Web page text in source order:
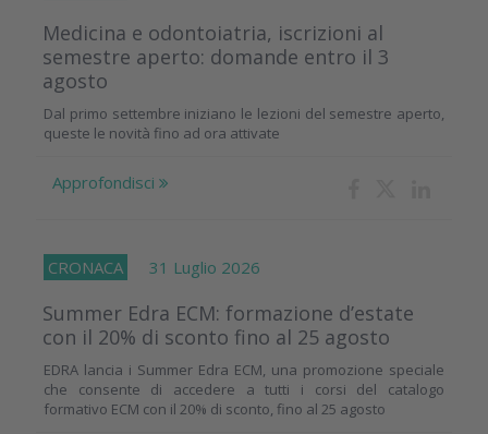
Medicina e odontoiatria, iscrizioni al
semestre aperto: domande entro il 3
agosto
Dal primo settembre iniziano le lezioni del semestre aperto,
queste le novità fino ad ora attivate
Approfondisci
CRONACA 31 Luglio 2026
Summer Edra ECM: formazione d’estate
con il 20% di sconto fino al 25 agosto
EDRA lancia i Summer Edra ECM, una promozione speciale
che consente di accedere a tutti i corsi del catalogo
formativo ECM con il 20% di sconto, fino al 25 agosto